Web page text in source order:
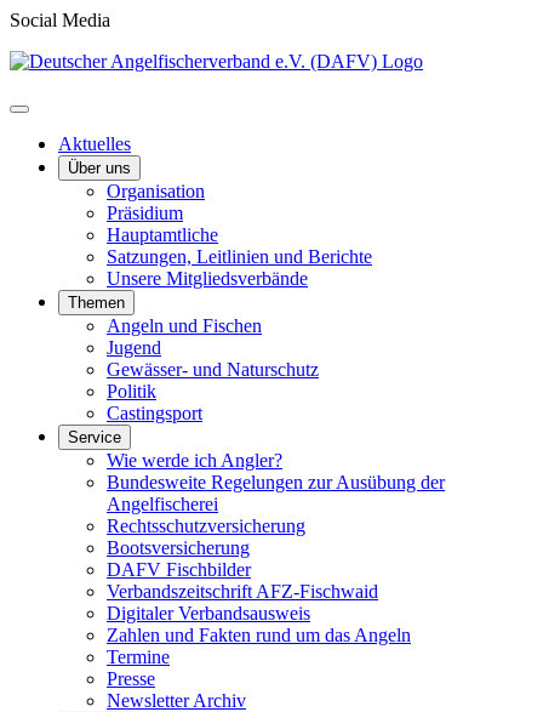
Social Media
Aktuelles
Über uns
Organisation
Präsidium
Hauptamtliche
Satzungen, Leitlinien und Berichte
Unsere Mitgliedsverbände
Themen
Angeln und Fischen
Jugend
Gewässer- und Naturschutz
Politik
Castingsport
Service
Wie werde ich Angler?
Bundesweite Regelungen zur Ausübung der
Angelfischerei
Rechtsschutzversicherung
Bootsversicherung
DAFV Fischbilder
Verbandszeitschrift AFZ-Fischwaid
Digitaler Verbandsausweis
Zahlen und Fakten rund um das Angeln
Termine
Presse
Newsletter Archiv